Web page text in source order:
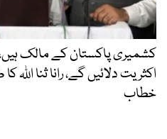
کشمیری پاکستان کے مالک
اکثریت دلائیں گے، رانا ثنا
خطاب